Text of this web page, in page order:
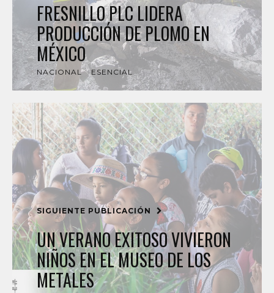
FRESNILLO PLC LIDERA
PRODUCCIÓN DE PLOMO EN
MÉXICO
NACIONAL ESENCIAL
SIGUIENTE PUBLICACIÓN
UN VERANO EXITOSO VIVIERON
NIÑOS EN EL MUSEO DE LOS
METALES